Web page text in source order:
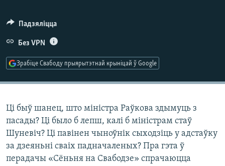
КАЛЯНДАР
НА ХВАЛЯХ СВАБОДЫ
Падзяліцца
Без VPN
Зрабіце Свабоду прыярытэтнай крыніцай ў Google
Ці быў шанец, што міністра Раўкова здымуць з
пасады? Ці было б лепш, калі б міністрам стаў
Шуневіч? Ці павінен чыноўнік сыходзіць у адстаўку
за дзеяньні сваіх падначаленых? Пра гэта ў
перадачы «Сёньня на Свабодзе» спрачаюцца